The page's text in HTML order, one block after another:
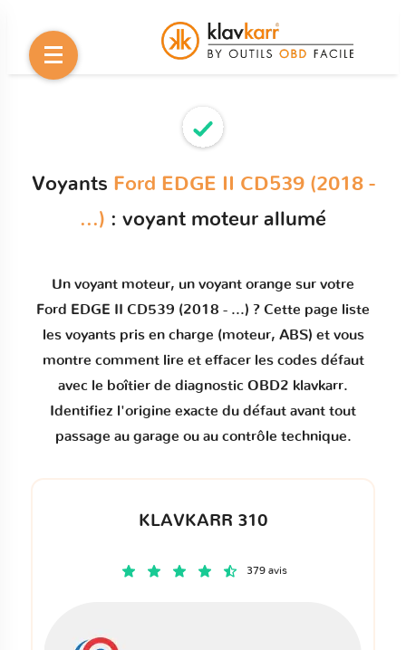
Voyants Ford EDGE II CD539 (2018 -
...) : voyant moteur allumé
Un voyant moteur, un voyant orange sur votre
Ford EDGE II CD539 (2018 - ...) ? Cette page liste
les voyants pris en charge (moteur, ABS) et vous
montre comment lire et effacer les codes défaut
avec le boîtier de diagnostic OBD2 klavkarr.
Identifiez l'origine exacte du défaut avant tout
passage au garage ou au contrôle technique.
KLAVKARR 310
379 avis